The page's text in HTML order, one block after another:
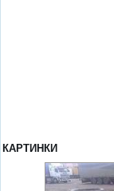
КАРТИНКИ